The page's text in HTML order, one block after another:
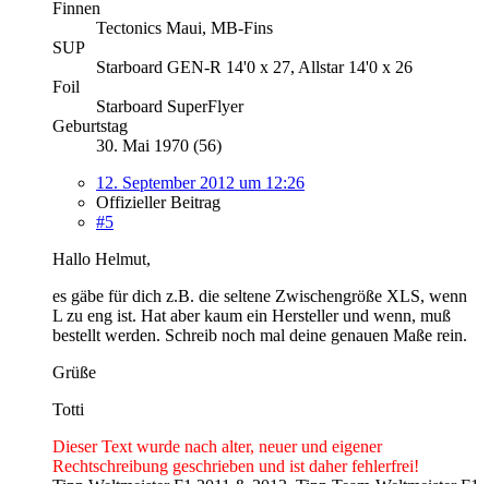
Finnen
Tectonics Maui, MB-Fins
SUP
Starboard GEN-R 14'0 x 27, Allstar 14'0 x 26
Foil
Starboard SuperFlyer
Geburtstag
30. Mai 1970 (56)
12. September 2012 um 12:26
Offizieller Beitrag
#5
Hallo Helmut,
es gäbe für dich z.B. die seltene Zwischengröße XLS, wenn
L zu eng ist. Hat aber kaum ein Hersteller und wenn, muß
bestellt werden. Schreib noch mal deine genauen Maße rein.
Grüße
Totti
Dieser Text wurde nach alter, neuer und eigener
Rechtschreibung geschrieben und ist daher fehlerfrei!